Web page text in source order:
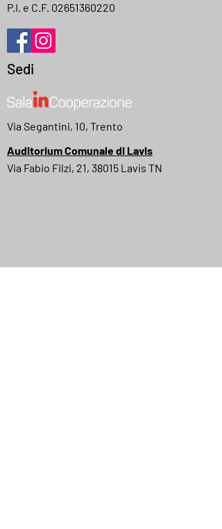
P.I. e C.F. 02651360220
Sedi
Via Segantini, 10, Trento
Auditorium Comunale di Lavis
Via Fabio Filzi, 21, 38015 Lavis TN